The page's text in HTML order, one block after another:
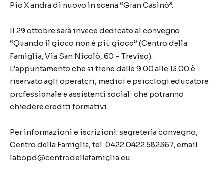
Pio X andrà di nuovo in scena “Gran Casinò”.
Il 29 ottobre sarà invece dedicato al convegno
“Quando il gioco non è più gioco” (Centro della
Famiglia, Via San Nicolò, 60 – Treviso).
L’appuntamento che si tiene dalle 9.00 alle 13.00 è
riservato agli operatori, medici e psicologi educatore
professionale e assistenti sociali che potranno
chiedere crediti formativi.
Per informazioni e iscrizioni: segreteria convegno,
Centro della Famiglia, tel. 0422.0422.582367, email:
labopd@centrodellafamiglia.eu.